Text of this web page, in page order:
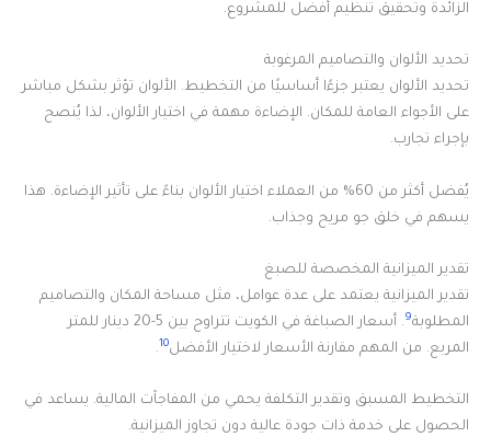
الزائدة وتحقيق تنظيم أفضل للمشروع.
تحديد الألوان والتصاميم المرغوبة
تحديد الألوان يعتبر جزءًا أساسيًا من التخطيط. الألوان تؤثر بشكل مباشر
على الأجواء العامة للمكان. الإضاءة مهمة في اختيار الألوان، لذا يُنصح
بإجراء تجارب.
يُفضل أكثر من 60% من العملاء اختيار الألوان بناءً على تأثير الإضاءة. هذا
يسهم في خلق جو مريح وجذاب.
تقدير الميزانية المخصصة للصبغ
تقدير الميزانية يعتمد على عدة عوامل، مثل مساحة المكان والتصاميم
المطلوبة9
. أسعار الصباغة في الكويت تتراوح بين 5-20 دينار للمتر
المربع. من المهم مقارنة الأسعار لاختيار الأفضل10
.
التخطيط المسبق وتقدير التكلفة يحمي من المفاجآت المالية. يساعد في
الحصول على خدمة ذات جودة عالية دون تجاوز الميزانية.